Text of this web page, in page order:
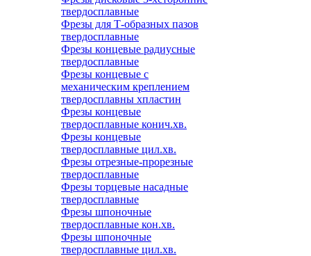
твердосплавные
Фрезы для Т-образных пазов
твердосплавные
Фрезы концевые радиусные
твердосплавные
Фрезы концевые с
механическим креплением
твердосплавны хпластин
Фрезы концевые
твердосплавные конич.хв.
Фрезы концевые
твердосплавные цил.хв.
Фрезы отрезные-прорезные
твердосплавные
Фрезы торцевые насадные
твердосплавные
Фрезы шпоночные
твердосплавные кон.хв.
Фрезы шпоночные
твердосплавные цил.хв.